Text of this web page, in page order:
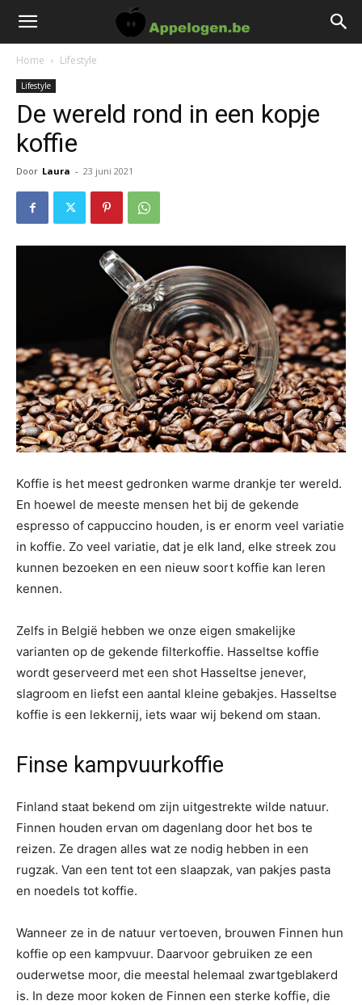
Home Lifestyle
Lifestyle
De wereld rond in een kopje
koffie
Door Laura - 23 juni 2021
Koffie is het meest gedronken warme drankje ter wereld.
En hoewel de meeste mensen het bij de gekende
espresso of cappuccino houden, is er enorm veel variatie
in koffie. Zo veel variatie, dat je elk land, elke streek zou
kunnen bezoeken en een nieuw soort koffie kan leren
kennen.
Zelfs in België hebben we onze eigen smakelijke
varianten op de gekende filterkoffie. Hasseltse koffie
wordt geserveerd met een shot Hasseltse jenever,
slagroom en liefst een aantal kleine gebakjes. Hasseltse
koffie is een lekkernij, iets waar wij bekend om staan.
Finse kampvuurkoffie
Finland staat bekend om zijn uitgestrekte wilde natuur.
Finnen houden ervan om dagenlang door het bos te
reizen. Ze dragen alles wat ze nodig hebben in een
rugzak. Van een tent tot een slaapzak, van pakjes pasta
en noedels tot koffie.
Wanneer ze in de natuur vertoeven, brouwen Finnen hun
koffie op een kampvuur. Daarvoor gebruiken ze een
ouderwetse moor, die meestal helemaal zwartgeblakerd
is. In deze moor koken de Finnen een sterke koffie, die